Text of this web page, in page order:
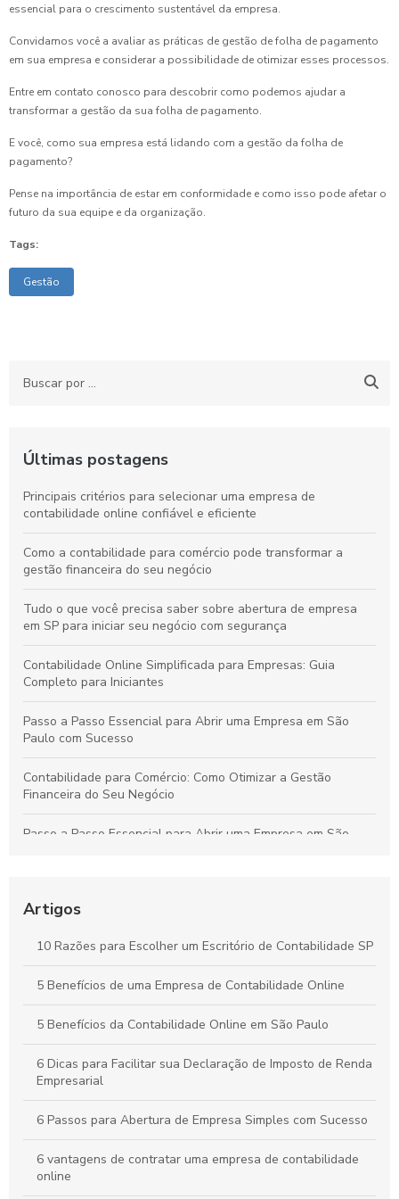
essencial para o crescimento sustentável da empresa.
Convidamos você a avaliar as práticas de gestão de folha de pagamento
em sua empresa e considerar a possibilidade de otimizar esses processos.
Entre em contato conosco para descobrir como podemos ajudar a
transformar a gestão da sua folha de pagamento.
E você, como sua empresa está lidando com a gestão da folha de
pagamento?
Pense na importância de estar em conformidade e como isso pode afetar o
futuro da sua equipe e da organização.
Tags:
Gestão
Últimas postagens
Principais critérios para selecionar uma empresa de
contabilidade online confiável e eficiente
Como a contabilidade para comércio pode transformar a
gestão financeira do seu negócio
Tudo o que você precisa saber sobre abertura de empresa
em SP para iniciar seu negócio com segurança
Contabilidade Online Simplificada para Empresas: Guia
Completo para Iniciantes
Passo a Passo Essencial para Abrir uma Empresa em São
Paulo com Sucesso
Contabilidade para Comércio: Como Otimizar a Gestão
Financeira do Seu Negócio
Passo a Passo Essencial para Abrir uma Empresa em São
Precisa Saber
Contabilidade para Comércio: Estratégias Essenciais para
Organizar Finanças e Expandir seu Negócio
Como a Contabilidade Online Pode Revolucionar a Gestão
Financeira da Sua Empresa
Artigos
10 Razões para Escolher um Escritório de Contabilidade SP
5 Benefícios de uma Empresa de Contabilidade Online
5 Benefícios da Contabilidade Online em São Paulo
6 Dicas para Facilitar sua Declaração de Imposto de Renda
Empresarial
6 Passos para Abertura de Empresa Simples com Sucesso
6 vantagens de contratar uma empresa de contabilidade
online